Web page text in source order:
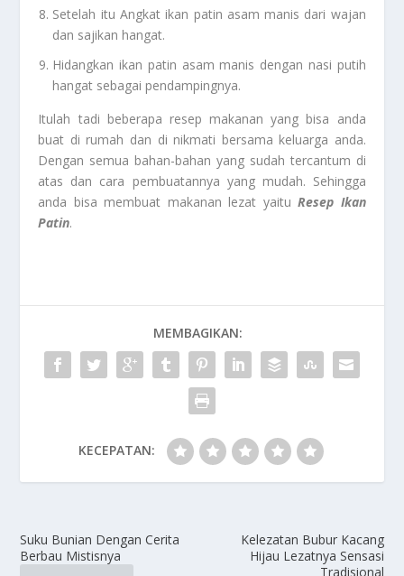
Setelah itu Angkat ikan patin asam manis dari wajan
dan sajikan hangat.
Hidangkan ikan patin asam manis dengan nasi putih
hangat sebagai pendampingnya.
Itulah tadi beberapa resep makanan yang bisa anda
buat di rumah dan di nikmati bersama keluarga anda.
Dengan semua bahan-bahan yang sudah tercantum di
atas dan cara pembuatannya yang mudah. Sehingga
anda bisa membuat makanan lezat yaituResep Ikan
Patin.
MEMBAGIKAN:
KECEPATAN:
Suku Bunian Dengan Cerita
Berbau Mistisnya
Kelezatan Bubur Kacang
Hijau Lezatnya Sensasi
Tradisional